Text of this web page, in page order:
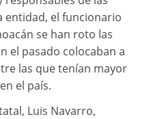
entidad, el funcionario
se han roto las
el pasado colocaban a
las que tenían mayor
el país.
Luis Navarro,